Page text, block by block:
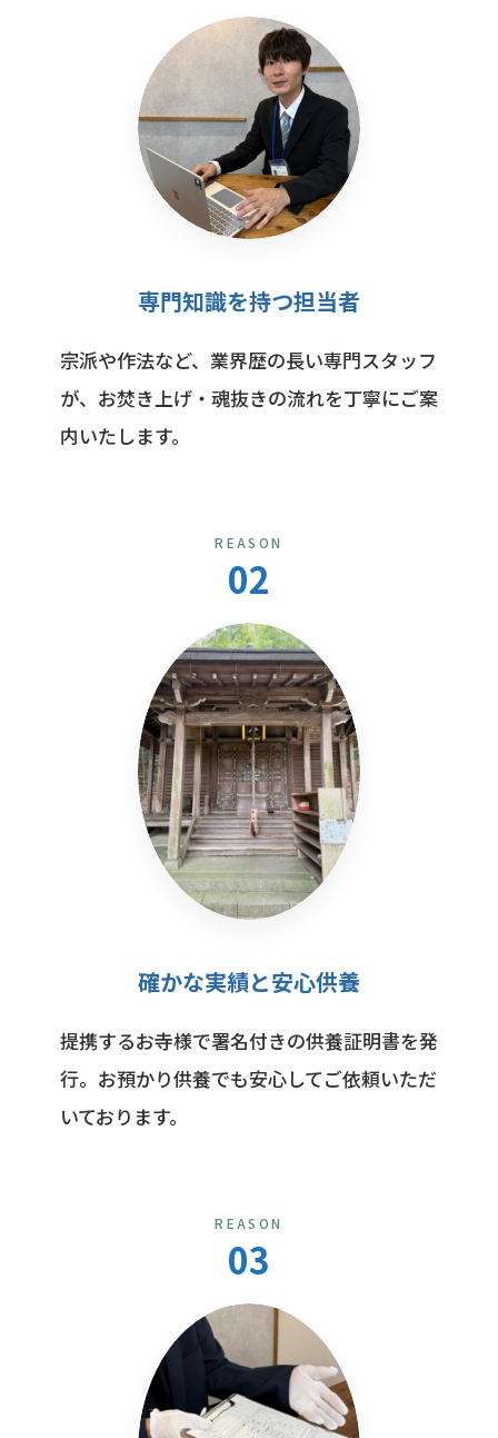
専門知識を持つ担当者
宗派や作法など、業界歴の長い専門スタッフ
が、お焚き上げ・魂抜きの流れを丁寧にご案
内いたします。
REASON
02
確かな実績と安心供養
提携するお寺様で署名付きの供養証明書を発
行。お預かり供養でも安心してご依頼いただ
いております。
REASON
03